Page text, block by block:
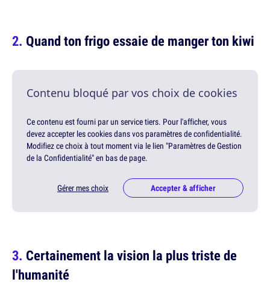
Quand ton frigo essaie de manger ton kiwi
Contenu bloqué par vos choix de cookies
Ce contenu est fourni par un service tiers. Pour l'afficher, vous
devez accepter les cookies dans vos paramètres de confidentialité.
Modifiez ce choix à tout moment via le lien "Paramètres de Gestion
de la Confidentialité" en bas de page.
Gérer mes choix Accepter & afficher
Certainement la vision la plus triste de
l'humanité